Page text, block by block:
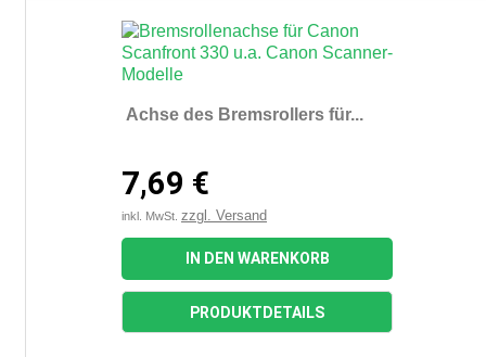
Achse des Bremsrollers für...
7,69 €
inkl. MwSt. zzgl. Versand
IN DEN WARENKORB
PRODUKTDETAILS